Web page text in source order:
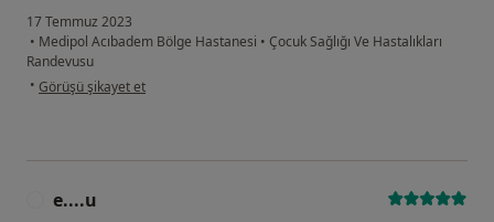
17 Temmuz 2023
• Medipol Acıbadem Bölge Hastanesi • Çocuk Sağlığı Ve Hastalıkları
Randevusu
• kullanıcının görüşüne göre sh...a
Görüşü şikayet et
e....u